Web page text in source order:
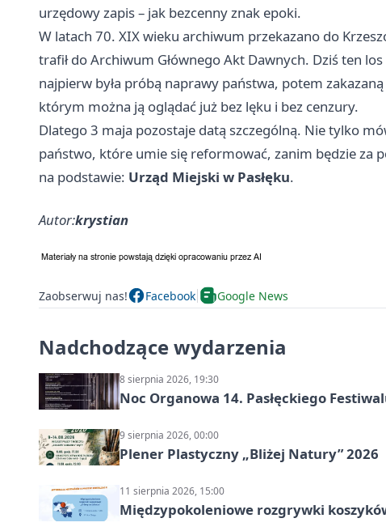
urzędowy zapis – jak bezcenny znak epoki.
W latach 70. XIX wieku archiwum przekazano do
trafił do Archiwum Głównego Akt Dawnych. Dziś ten
najpierw była próbą naprawy państwa, potem
którym można ją oglądać już bez lęku i bez cenzury.
Dlatego 3 maja pozostaje datą szczególną. Nie tylko
państwo, które umie się reformować, zanim będzie za
na podstawie: Urząd Miejski w Pasłęku.
Autor:krystian
Zaobserwuj nas! Facebook Google News
Nadchodzące wydarzenia
8 sierpnia 2026, 19:30
Noc Organowa 14. Pasłęckiego
9 sierpnia 2026, 00:00
Plener Plastyczny „Bliżej Natury” 2026
11 sierpnia 2026, 15:00
Międzypokoleniowe rozgrywki